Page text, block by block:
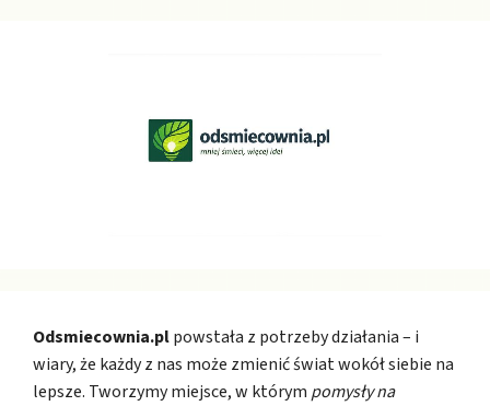
Odsmiecownia.plpowstała z potrzeby działania – i
wiary, że każdy z nas może zmienić świat wokół siebie na
lepsze. Tworzymy miejsce, w którym pomysły na